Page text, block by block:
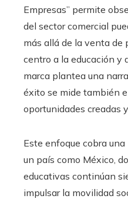
Empresas” permite
del sector comercial
más allá de la venta de
centro a la educación y
marca plantea una
éxito se mide también
oportunidades creadas
Este enfoque cobra
un país como México,
educativas continúan
impulsar la movilidad